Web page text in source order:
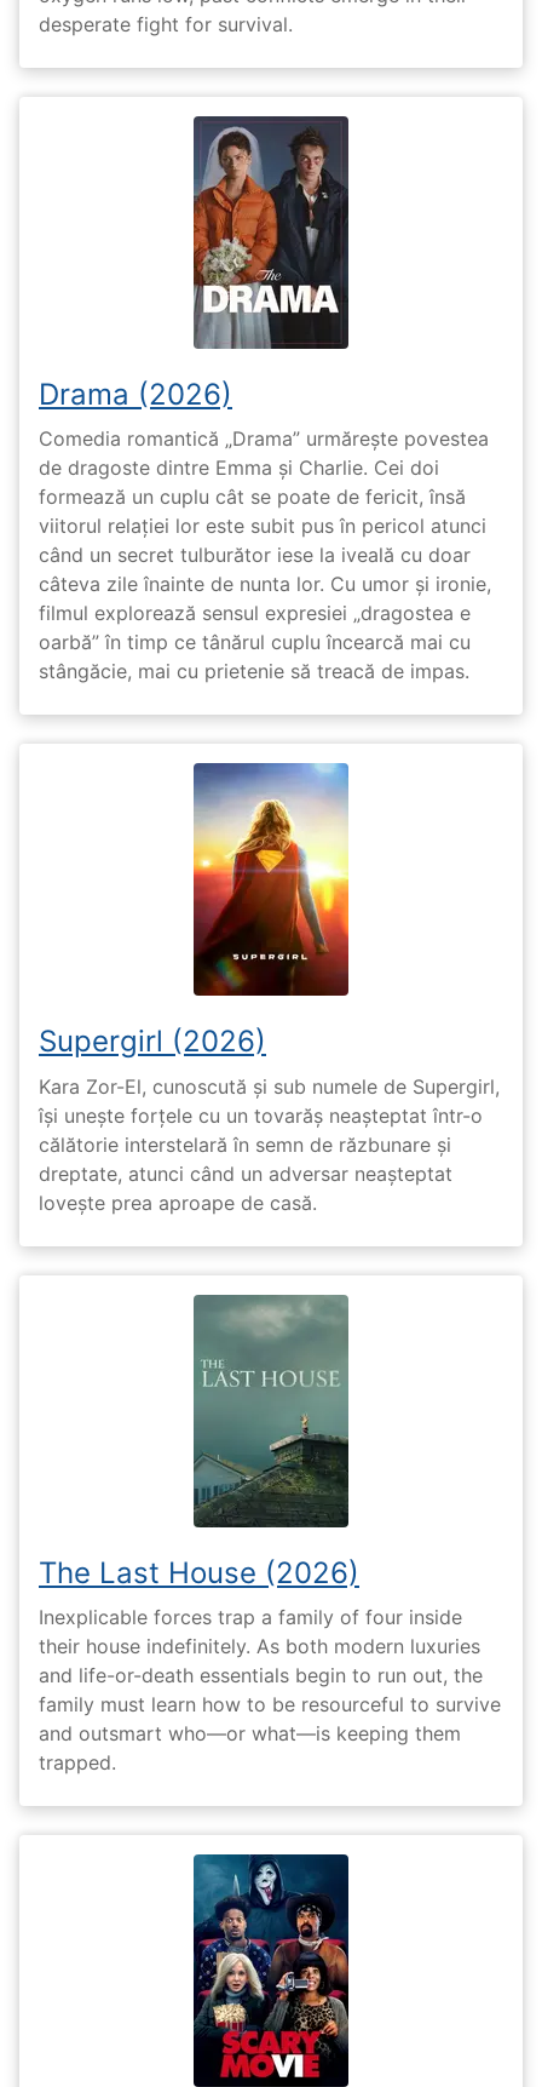
desperate fight for survival.
Drama (2026)
Comedia romantică „Drama” urmărește povestea
de dragoste dintre Emma și Charlie. Cei doi
formează un cuplu cât se poate de fericit, însă
viitorul relației lor este subit pus în pericol atunci
când un secret tulburător iese la iveală cu doar
câteva zile înainte de nunta lor. Cu umor și ironie,
filmul explorează sensul expresiei „dragostea e
oarbă” în timp ce tânărul cuplu încearcă mai cu
stângăcie, mai cu prietenie să treacă de impas.
Supergirl (2026)
Kara Zor-El, cunoscută și sub numele de Supergirl,
își unește forțele cu un tovarăș neașteptat într-o
călătorie interstelară în semn de răzbunare și
dreptate, atunci când un adversar neașteptat
lovește prea aproape de casă.
The Last House (2026)
Inexplicable forces trap a family of four inside
their house indefinitely. As both modern luxuries
and life-or-death essentials begin to run out, the
family must learn how to be resourceful to survive
and outsmart who—or what—is keeping them
trapped.